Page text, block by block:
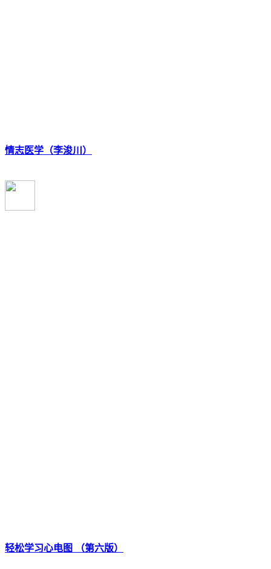
情志医学（李浚川）
轻松学习心电图 （第六版）